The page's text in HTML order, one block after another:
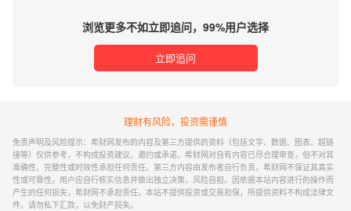
浏览更多不如立即追问，99%用户选择
立即追问
理财有风险，投资需谨慎
免责声明及风险提示：希财网发布的内容及第三方提供的资料（包括文字、数据、图表、超链
接等）仅供参考，不构成投资建议、邀约或承诺。希财网对自有内容已尽合理审查，但不对其
准确性、完整性或时效性承担任何责任。第三方内容由发布者自行负责，希财网不保证其真实
性或可靠性。用户应自行核实信息并做出独立决策，风险自担。因依据本站内容进行的操作而
产生的任何损失，希财网不承担责任。本站不提供投资或交易担保，所提供资料不构成法律文
件。请勿私下汇款，以免财产损失。